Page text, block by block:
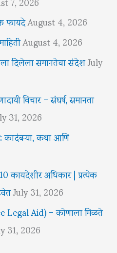
फायदेAugust 4, 2026
August 4, 2026
दिलेला समानतेचा संदेशJuly
विचार – संघर्ष, समानता
31, 2026
कादंबऱ्या, कथा आणि
कायदेशीर अधिकार | प्रत्येक
July 31, 2026
Aid) – कोणाला मिळते
31, 2026